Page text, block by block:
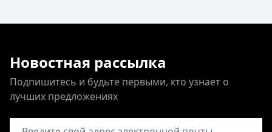
Новостная рассылка
Подпишитесь и будьте первыми, кто узнает о
лучших предложениях
Адрес электронной почты